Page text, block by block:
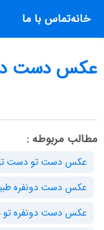
خانهتماس با ما
عکس دست
مطالب مربوطه :
عکس دست تو دست تو
عکس دست دونفره
عکس دست دونفره تو